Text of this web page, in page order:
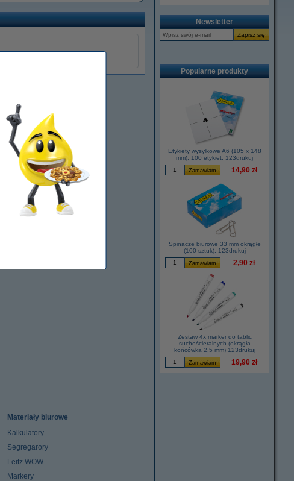
Newsletter
Popularne produkty
Etykiety wysyłkowe A6 (105 x 148
mm), 100 etykiet, 123drukuj
14,90 zł
Spinacze biurowe 33 mm okrągłe
(100 sztuk), 123drukuj
2,90 zł
Zestaw 4x marker do tablic
suchościeralnych (okrągła
końcówka 2,5 mm) 123drukuj
19,90 zł
Materiały biurowe
Kalkulatory
Segregarory
Leitz WOW
Markery